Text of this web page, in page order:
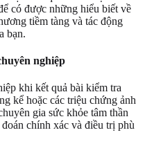
có được những hiểu biết về
tiềm tàng và tác động
bạn.
nghiệp
khi kết quả bài kiểm tra
kể hoặc các triệu chứng ảnh
gia sức khỏe tâm thần
chính xác và điều trị phù